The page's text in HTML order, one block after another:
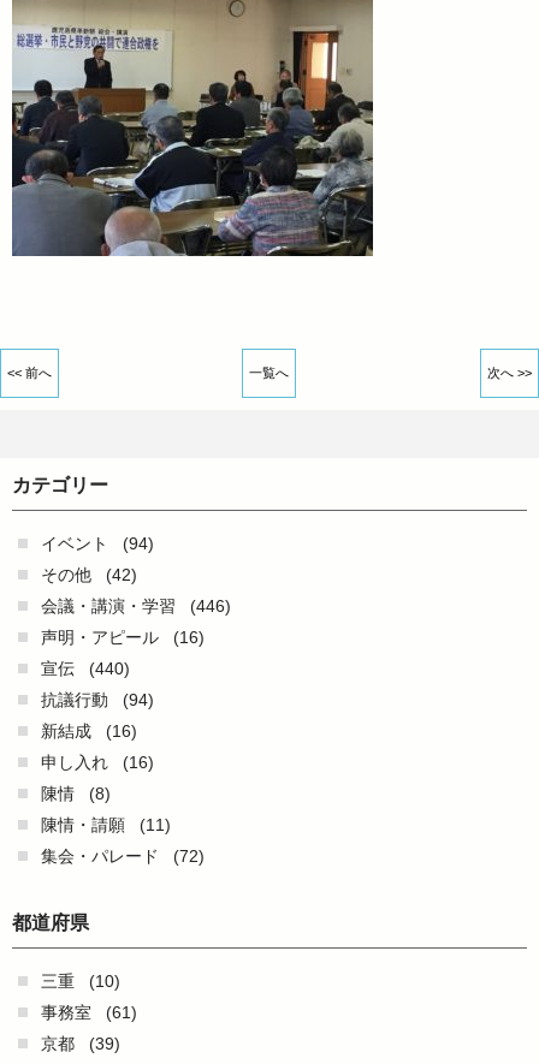
<< 前へ 一覧へ 次へ >>
カテゴリー
イベント
(94)
その他
(42)
会議・講演・学習
(446)
声明・アピール
(16)
宣伝
(440)
抗議行動
(94)
新結成
(16)
申し入れ
(16)
陳情
(8)
陳情・請願
(11)
集会・パレード
(72)
都道府県
三重
(10)
事務室
(61)
京都
(39)